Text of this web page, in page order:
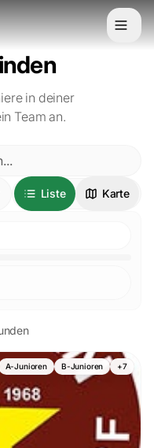
in deiner
Team an.
Liste Karte
A-Junioren B-Junioren +7